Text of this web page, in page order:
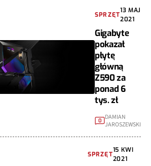
SPRZĘT
13 MAJ
2021
Gigabyte
pokazał
płytę
główną
Z590 za
ponad 6
tys. zł
0
DAMIAN
JAROSZEWSKI
SPRZĘT
15 KWI
2021